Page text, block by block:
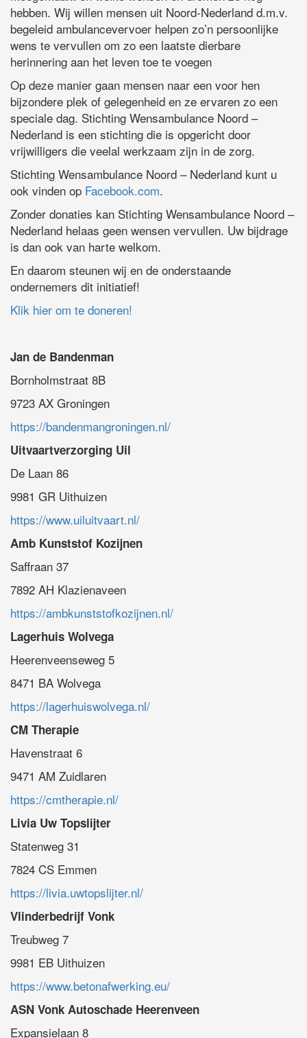
hebben. Wij willen mensen uit Noord-Nederland d.m.v.
begeleid ambulancevervoer helpen zo’n persoonlijke
wens te vervullen om zo een laatste dierbare
herinnering aan het leven toe te voegen
Op deze manier gaan mensen naar een voor hen
bijzondere plek of gelegenheid en ze ervaren zo een
speciale dag. Stichting Wensambulance Noord –
Nederland is een stichting die is opgericht door
vrijwilligers die veelal werkzaam zijn in de zorg.
Stichting Wensambulance Noord – Nederland kunt u
ook vinden op Facebook.com.
Zonder donaties kan Stichting Wensambulance Noord –
Nederland helaas geen wensen vervullen. Uw bijdrage
is dan ook van harte welkom.
En daarom steunen wij en de onderstaande
ondernemers dit initiatief!
Klik hier om te doneren!
Jan de Bandenman
Bornholmstraat 8B
9723 AX Groningen
https://bandenmangroningen.nl/
Uitvaartverzorging Uil
De Laan 86
9981 GR Uithuizen
https://www.uiluitvaart.nl/
Amb Kunststof Kozijnen
Saffraan 37
7892 AH Klazienaveen
https://ambkunststofkozijnen.nl/
Lagerhuis Wolvega
Heerenveenseweg 5
8471 BA Wolvega
https://lagerhuiswolvega.nl/
CM Therapie
Havenstraat 6
9471 AM Zuidlaren
https://cmtherapie.nl/
Livia Uw Topslijter
Statenweg 31
7824 CS Emmen
https://livia.uwtopslijter.nl/
Vlinderbedrijf Vonk
Treubweg 7
9981 EB Uithuizen
https://www.betonafwerking.eu/
ASN Vonk Autoschade Heerenveen
Expansielaan 8